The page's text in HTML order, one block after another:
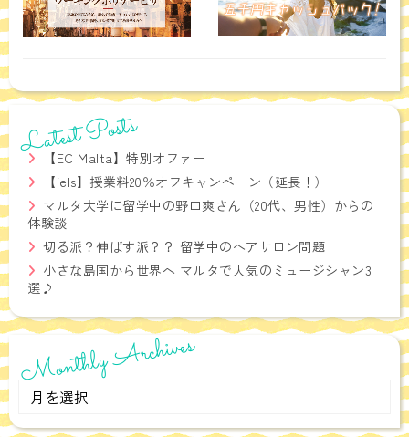
Latest Posts
【EC Malta】特別オファー
【iels】授業料20％オフキャンペーン（延長！）
マルタ大学に留学中の野口爽さん（20代、男性）からの
体験談
切る派？伸ばす派？？ 留学中のヘアサロン問題
小さな島国から世界へ マルタで人気のミュージシャン3
選♪
Monthly Archives
Monthly
Archives